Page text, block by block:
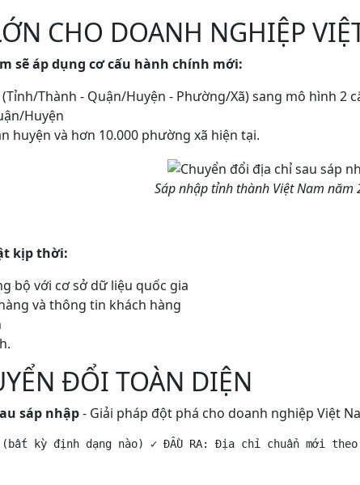
CHO DOANH NGHIỆP
sẽ áp dụng cơ cấu hành chính mới:
Thành - Quận/Huyện - Phường/Xã) sang mô hình 2
Huyện
huyện và hơn 10.000 phường xã hiện tại.
Sáp nhập tỉnh thành Việt Nam năm
kịp thời:
bộ với cơ sở dữ liệu quốc gia
và thông tin khách hàng
ĐỔI TOÀN DIỆN
sáp nhập- Giải pháp đột phá cho doanh nghiệp Việt
kỳ định dạng nào) ✓ ĐẦU RA: Địa chỉ chuẩn mới